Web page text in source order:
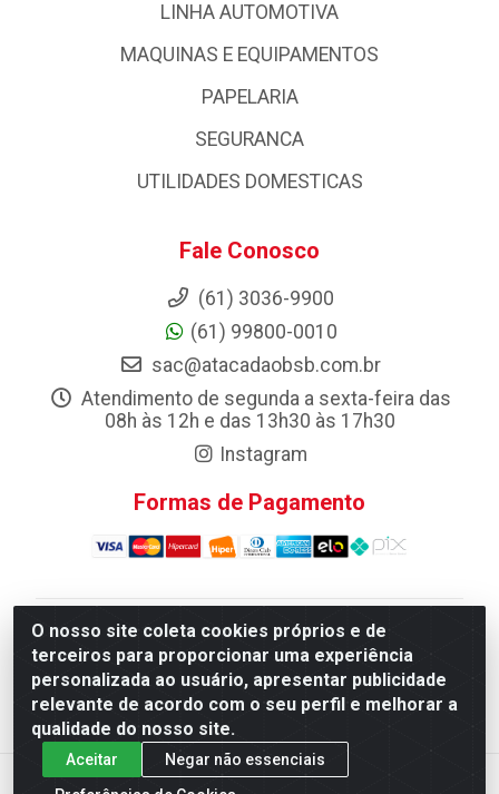
O nosso site coleta cookies próprios e de
terceiros para proporcionar uma experiência
personalizada ao usuário, apresentar publicidade
relevante de acordo com o seu perfil e melhorar a
qualidade do nosso site.
Aceitar
Negar não essenciais
LINHA AUTOMOTIVA
MAQUINAS E EQUIPAMENTOS
PAPELARIA
SEGURANCA
UTILIDADES DOMESTICAS
Fale Conosco
(61) 3036-9900
(61) 99800-0010
sac@atacadaobsb.com.br
Atendimento de segunda a sexta-feira das
08h às 12h e das 13h30 às 17h30
Instagram
Formas de Pagamento
Atacadao da Limpeza F. Pereira Queiroz Comercio e
Distribuicao LTDA - Quadra Qi 10 Lotes 39 e, 41 - Setor
Industrial (Taguatinga), Brasília/DF - CEP 72.135-100 -
CNPJ 13.184.675/0001-80